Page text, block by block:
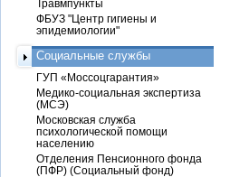
Травмпункты
ФБУЗ "Центр гигиены и
эпидемиологии"
Социальные службы
ГУП «Моссоцгарантия»
Медико-социальная экспертиза
(МСЭ)
Московская служба
психологической помощи
населению
Отделения Пенсионного фонда
(ПФР) (Социальный фонд)